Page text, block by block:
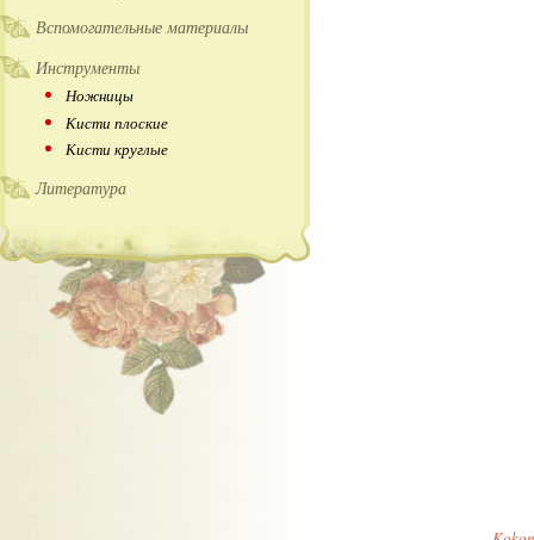
Вспомогательные материалы
Инструменты
Ножницы
Кисти плоские
Кисти круглые
Литература